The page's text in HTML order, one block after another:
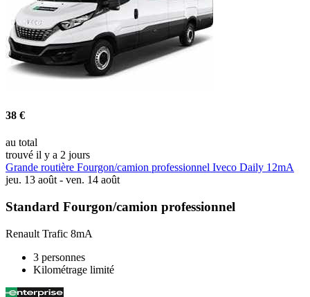
38 €
au total
trouvé il y a 2 jours
Grande routière Fourgon/camion professionnel Iveco Daily 12mA
jeu. 13 août - ven. 14 août
Standard Fourgon/camion professionnel
Renault Trafic 8mA
3 personnes
Kilométrage limité